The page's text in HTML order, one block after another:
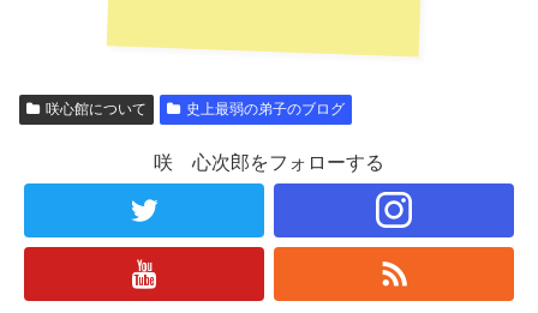
咲心館について 史上最弱の弟子のブログ
咲 心次郎をフォローする